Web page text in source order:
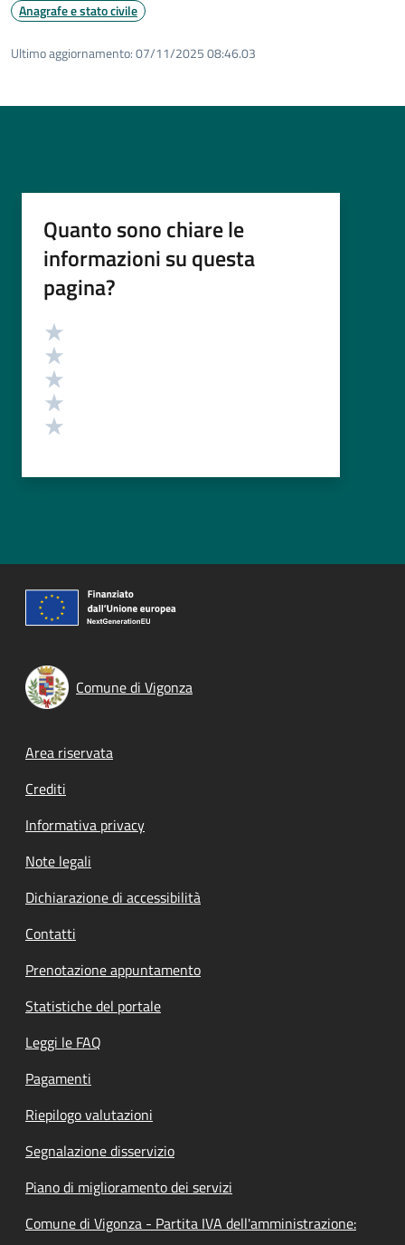
Anagrafe e stato civile
Ultimo aggiornamento:07/11/2025 08:46.03
Quanto sono chiare le
informazioni su questa
pagina?
Valutazione
Comune di Vigonza
Footer menu
Area riservata
Crediti
Informativa privacy
Note legali
Dichiarazione di accessibilità
Contatti
Prenotazione appuntamento
Statistiche del portale
Leggi le FAQ
Pagamenti
Riepilogo valutazioni
Segnalazione disservizio
Piano di miglioramento dei servizi
Comune di Vigonza - Partita IVA dell'amministrazione: